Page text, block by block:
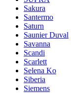
Sakura
Santermo
Saturn
Saunier Duval
Savanna
Scandi
Scarlett
Selena Ko
Siberia
Siemens